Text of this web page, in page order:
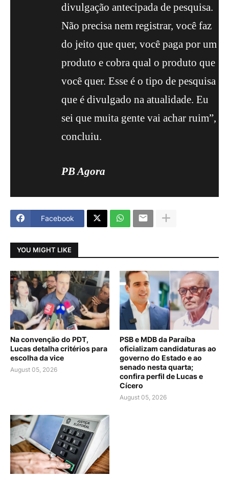
divulgação antecipada de pesquisa.
Não precisa nem registrar, você faz
do jeito que quer, você paga por um
produto e cobra qual o produto que
você quer. Esse é o tipo de pesquisa
que é divulgado na atualidade. Eu
sei que muita gente vai achar ruim”,
concluiu.
PB Agora
Facebook
YOU MIGHT LIKE
Na convenção do PDT,
Lucas detalha critérios para
escolha da vice
August 05, 2026
PSB e MDB da Paraíba
oficializam candidaturas ao
governo do Estado e ao
senado nesta quarta;
confira perfil de Lucas e
Cícero
August 05, 2026